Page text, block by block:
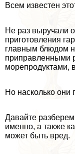
Всем известен
Не раз выручали
приготовления
главным блюдом
приправленными
морепродуктами,
Но насколько они
Давайте
именно, а также
может быть вред.